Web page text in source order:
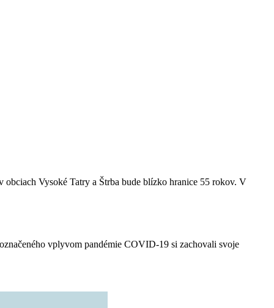
Vysoké Tatry a Štrba bude blízko hranice 55 rokov. V
vplyvom pandémie COVID-19 si zachovali svoje